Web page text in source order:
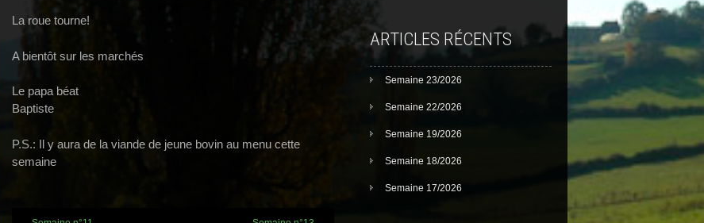
La roue tourne!
A bientôt sur les marchés
Le papa béat
Baptiste
P.S.: Il y aura de la viande de jeune bovin au menu cette
semaine
ARTICLES RÉCENTS
Semaine 23/2026
Semaine 22/2026
Semaine 19/2026
Semaine 18/2026
Semaine 17/2026